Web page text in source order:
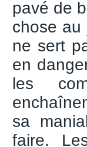
pavé de
chose au
ne sert
en
les
sa
faire.